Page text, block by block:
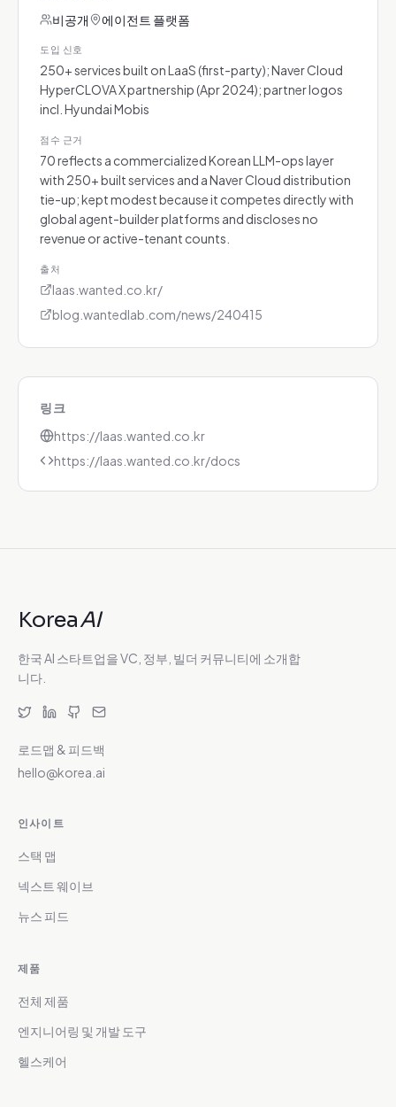
비공개
에이전트 플랫폼
도입 신호
250+ services built on LaaS (first-party); Naver Cloud
HyperCLOVA X partnership (Apr 2024); partner logos
incl. Hyundai Mobis
점수 근거
70 reflects a commercialized Korean LLM-ops layer
with 250+ built services and a Naver Cloud distribution
tie-up; kept modest because it competes directly with
global agent-builder platforms and discloses no
revenue or active-tenant counts.
출처
laas.wanted.co.kr/
blog.wantedlab.com/news/240415
링크
https://laas.wanted.co.kr
https://laas.wanted.co.kr/docs
KoreaAI
한국 AI 스타트업을 VC, 정부, 빌더 커뮤니티에 소개합
니다.
로드맵 & 피드백
hello@korea.ai
인사이트
스택 맵
넥스트 웨이브
뉴스 피드
제품
전체 제품
엔지니어링 및 개발 도구
헬스케어